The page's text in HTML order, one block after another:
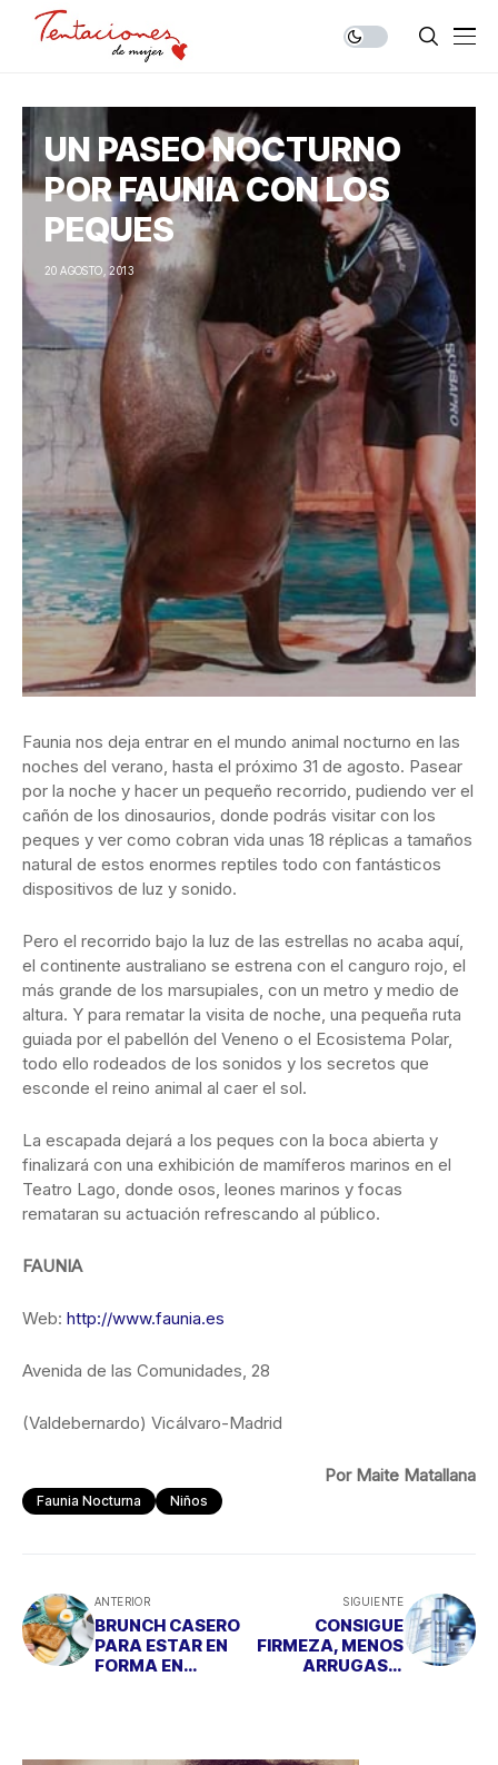
UN PASEO NOCTURNO
POR FAUNIA CON LOS
PEQUES
20 AGOSTO, 2013
Faunia nos deja entrar en el mundo animal nocturno en las
noches del verano, hasta el próximo 31 de agosto. Pasear
por la noche y hacer un pequeño recorrido, pudiendo ver el
cañón de los dinosaurios, donde podrás visitar con los
peques y ver como cobran vida unas 18 réplicas a tamaños
natural de estos enormes reptiles todo con fantásticos
dispositivos de luz y sonido.
Pero el recorrido bajo la luz de las estrellas no acaba aquí,
el continente australiano se estrena con el canguro rojo, el
más grande de los marsupiales, con un metro y medio de
altura. Y para rematar la visita de noche, una pequeña ruta
guiada por el pabellón del Veneno o el Ecosistema Polar,
todo ello rodeados de los sonidos y los secretos que
esconde el reino animal al caer el sol.
La escapada dejará a los peques con la boca abierta y
finalizará con una exhibición de mamíferos marinos en el
Teatro Lago, donde osos, leones marinos y focas
remataran su actuación refrescando al público.
FAUNIA
Web: http://www.faunia.es
Avenida de las Comunidades, 28
(Valdebernardo) Vicálvaro-Madrid
Por Maite Matallana
Faunia Nocturna Niños
ANTERIOR
BRUNCH CASERO
PARA ESTAR EN
FORMA EN
SIGUIENTE
CONSIGUE
FIRMEZA, MENOS
ARRUGAS Y